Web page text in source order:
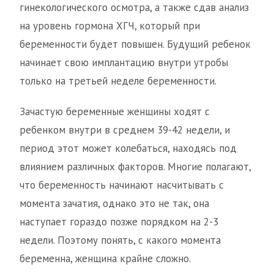
гинекологического осмотра, а также сдав анализ
на уровень гормона ХГЧ, который при
беременности будет повышен. Будущий ребенок
начинает свою имплантацию внутри утробы
только на третьей неделе беременности.
Зачастую беременные женщины ходят с
ребенком внутри в среднем 39-42 недели, и
период этот может колебаться, находясь под
влиянием различных факторов. Многие полагают,
что беременность начинают насчитывать с
момента зачатия, однако это не так, она
наступает гораздо позже порядком на 2-3
недели. Поэтому понять, с какого момента
беременна, женщина крайне сложно.